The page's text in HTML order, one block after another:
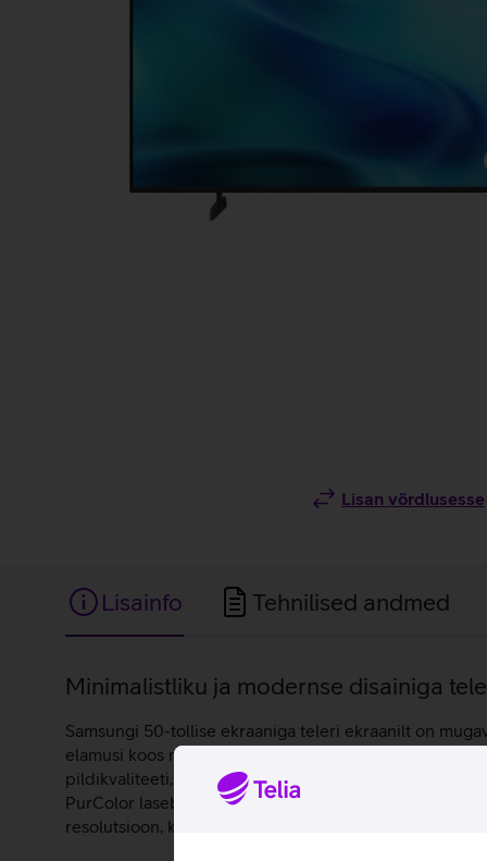
Lisan võrdlusesse
Lisainfo Tehnilised andmed
Lisainfo
Minimalistliku ja modernse disainiga
Samsungi 50-tollise ekraaniga teleri ekraanilt on
elamusi koos nauditava vaatamiskogemusega ka
pildikvaliteeti, elutruid värve ja kontrollib teleri HDR-i.
PurColor laseb teleril näidata suurt vahemikku värve,
resolutsioon, kvaliteetne pildiparandustehnoloogia ja